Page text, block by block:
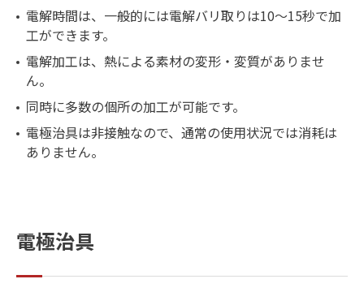
電解時間は、一般的には電解バリ取りは10～15秒で加
工ができます。
電解加工は、熱による素材の変形・変質がありませ
ん。
同時に多数の個所の加工が可能です。
電極治具は非接触なので、通常の使用状況では消耗は
ありません。
電極治具